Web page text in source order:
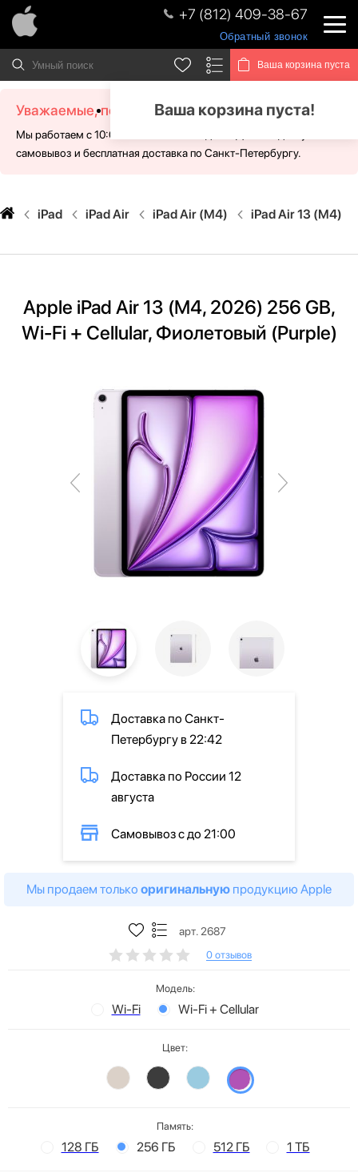
+7 (812) 409-38-67
Обратный звонок
Ваша корзина пуста
Ваша корзина пуста!
Уважаемые, посетители!
Мы работаем с 10:00 - 21:00 без выходных. Для Вас доступен
самовывоз и бесплатная доставка по Санкт-Петербургу.
iPad iPad Air iPad Air (M4) iPad Air 13 (M4)
Apple iPad Air 13 (M4, 2026) 256 GB,
Wi-Fi + Cellular, Фиолетовый (Purple)
Доставка по Санкт-
Петербургу в 22:42
Доставка по России 12
августа
Самовывоз с до 21:00
Мы продаем только оригинальную продукцию Apple
арт. 2687
0 отзывов
Модель:
Wi-Fi Wi-Fi + Cellular
Цвет:
Память:
128 ГБ 256 ГБ 512 ГБ 1 ТБ